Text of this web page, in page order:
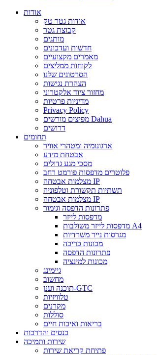
אודות
אודות גטר טק
קבוצת גטר
מותגים
חדשות ועדכונים
מאמרים מקצועיים
לקוחות ממליצים
הסרטונים שלנו
הצהרת נגישות
מחזור ציוד אלקטרוני
מדיניות פרטיות
Privacy Policy
מפיצים מורשים Dahua
דרושים
תחומים
ארגונומיה ומטהרי אוויר
אבטחת מידע
מסכי מגע גדולים
פלוטרים מדפסות פורמט רחב
מצלמות אבטחה IP
תשתיות תקשורת וטלפוניה
מצלמות אבטחה IP
פתרונות הדפסה וגימור
מדפסות לייזר
מדפסות לייזר משולבות A4
מגרסות נייר משרדיות
מכונות כריכה
פתרונות הדפסה
מכונות למינציה
גיימינג
מחשוב
תוכנה וענן-GTC
טלוויזיות
מקרנים
סוללות
בריאות ואיכות חיים
כנסים והדרכות
שירות ותמיכה
פתיחת קריאת שירות